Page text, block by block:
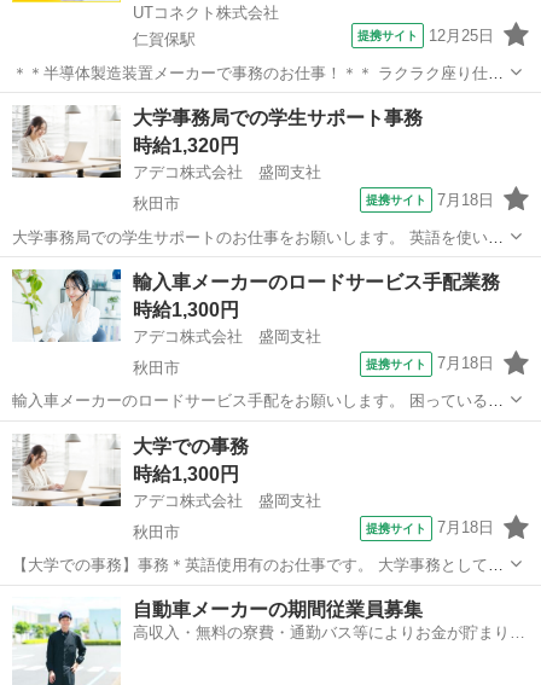
UTコネクト株式会社
仁賀保駅
提携サイト 12月25日
＊＊半導体製造装置メーカーで事務のお仕事！＊＊ ラクラク座り仕事
をお探しの方に オススメのお仕事です◎ 事務業務経験者や Excelツー
ルの使用できる方歓迎！ 資材管理経験者や加工図面がわかる方大歓迎
☆ ＜具体的には...
秋田 にかほ市 仁賀保駅 電話対応
大学事務局での学生サポート事務
時給1,320円
アデコ株式会社 盛岡支社
秋田市
提携サイト 7月18日
大学事務局での学生サポートのお仕事をお願いします。 英語を使いな
がら学生の履修登録や進級・卒業に関わるサポートをお願いいたしま
す。 その他には資料作成、会議準備など、大学事務として幅広く活躍
できるポジションです。 教育機関...
秋田 秋田市 一般事務
輸入車メーカーのロードサービス手配業務
時給1,300円
アデコ株式会社 盛岡支社
秋田市
提携サイト 7月18日
輸入車メーカーのロードサービス手配をお願いします。 困っているお
客様をサポートする業務がメインなので、車の知識がなくても問題あ
りません。 開始日＆勤務時間にリクエストがある方もご相談くださ
い！ 未経験からユーザーサポートの...
秋田 秋田市 電話対応
大学での事務
時給1,300円
アデコ株式会社 盛岡支社
秋田市
提携サイト 7月18日
【大学での事務】事務＊英語使用有のお仕事です。 大学事務として学
内業務やイベント補助、備品管理、資料作成、ファイリング、データ
管理、来客対応などをお任せします。 開始日相談OK！ あなたの英語
スキルを活かして学生さんや教職...
一般事務
自動車メーカーの期間従業員募集
高収入・無料の寮費・通勤バス等によりお金が貯まりや